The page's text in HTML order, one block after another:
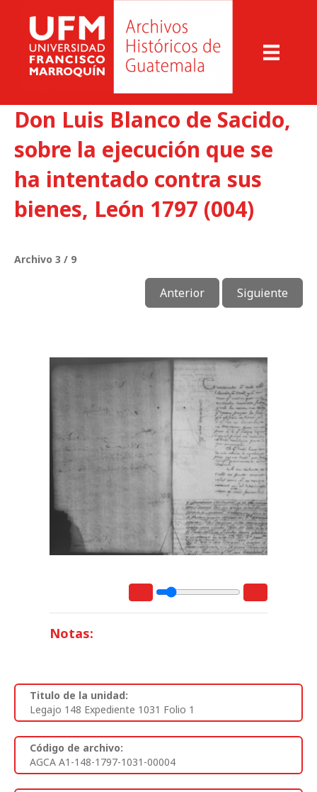
Don Luis Blanco de Sacido,
sobre la ejecución que se
ha intentado contra sus
bienes, León 1797 (004)
Archivo 3 / 9
Anterior Siguiente
Notas:
Titulo de la unidad:
Legajo 148 Expediente 1031 Folio 1
Código de archivo:
AGCA A1-148-1797-1031-00004